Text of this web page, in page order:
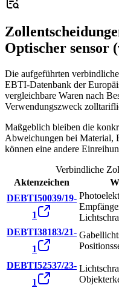
Optischer sensor
Die aufgeführten
EBTI-Datenbank der
vergleichbare Waren nach
Verwendungszweck
Maßgeblich bleiben die
Abweichungen bei Material,
können eine andere
Verbindliche
Aktenzeichen
DEBTI50039/19-
1
DEBTI38183/21-
1
DEBTI52537/23-
1